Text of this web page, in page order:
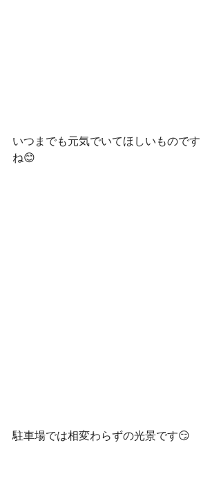
いつまでも元気でいてほしいものです
ね😊
駐車場では相変わらずの光景です😏